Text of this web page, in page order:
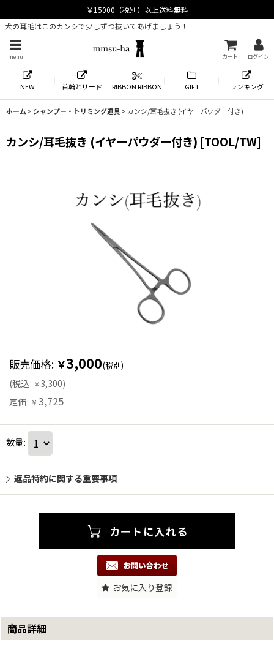
犬の耳毛はこのカンシで少しずつ抜いてあげましょう！
menu カート ログイン
NEW 首輪とリード RIBBON RIBBON GIFT ランキング
ホーム> シャンプー・トリミング道具 > カンシ/耳毛抜き (イヤーパウダー付き)
カンシ/耳毛抜き (イヤーパウダー付き) [TOOL/TW]
販売価格: ￥3,000(税別)
(税込: ￥3,300)
定価: ￥3,725
数量:
返品特約に関する重要事項
お気に入り登録
商品詳細